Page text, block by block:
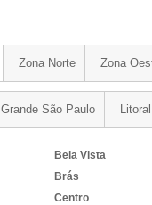
Zona Norte Zona
Grande São Paulo
Bela Vista
Brás
Centro